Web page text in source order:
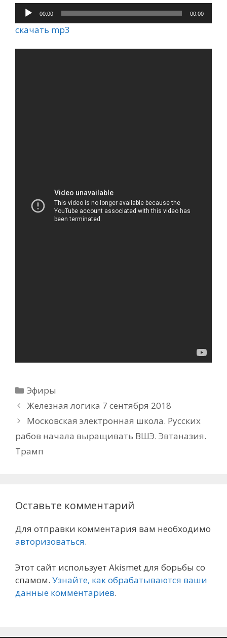
Аудиоплеер
00:00 00:00
скачать mp3
Рубрики
Эфиры
Железная логика 7 сентября 2018
Московская электронная школа. Русских
рабов начала выращивать ВШЭ. Эвтаназия.
Трамп
Оставьте комментарий
Для отправки комментария вам необходимо
авторизоваться.
Этот сайт использует Akismet для борьбы со
спамом. Узнайте, как обрабатываются ваши
данные комментариев.